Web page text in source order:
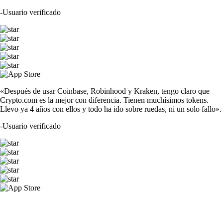
-Usuario verificado
«Después de usar Coinbase, Robinhood y Kraken, tengo claro que
Crypto.com es la mejor con diferencia. Tienen muchísimos tokens.
Llevo ya 4 años con ellos y todo ha ido sobre ruedas, ni un solo fallo».
-Usuario verificado